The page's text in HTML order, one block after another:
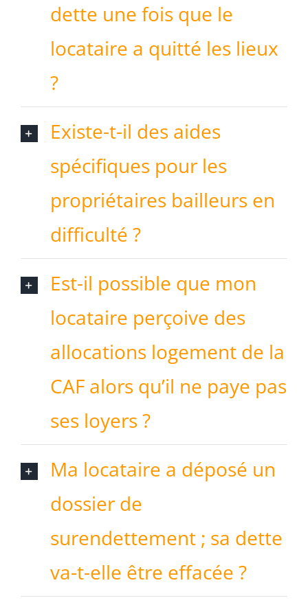
dette une fois que le
locataire a quitté les lieux
?
Existe-t-il des aides
spécifiques pour les
propriétaires bailleurs en
difficulté ?
Est-il possible que mon
locataire perçoive des
allocations logement de la
CAF alors qu’il ne paye pas
ses loyers ?
Ma locataire a déposé un
dossier de
surendettement ; sa dette
va-t-elle être effacée ?